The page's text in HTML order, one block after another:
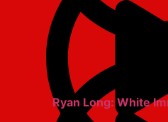
Ryan Long: